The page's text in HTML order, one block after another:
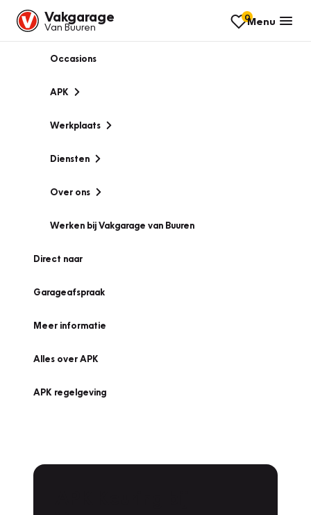
Vakgarage
Van Buuren
0Menu
Occasions
APK
Werkplaats
Diensten
Over ons
Werken bij Vakgarage van Buuren
Direct naar
Garageafspraak
Meer informatie
Alles over APK
APK regelgeving